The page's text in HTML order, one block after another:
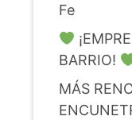
Fe
BARRIO!
MÁS